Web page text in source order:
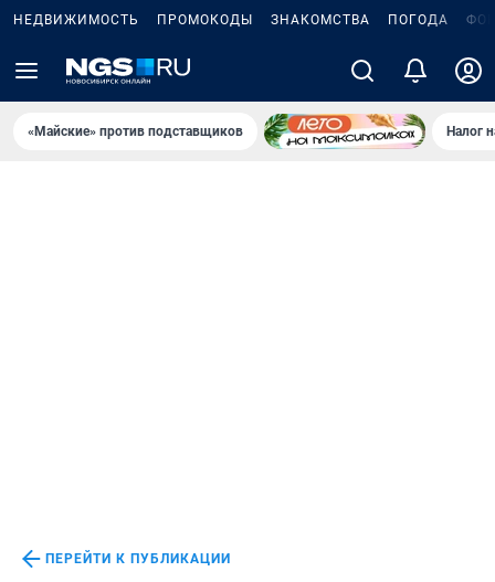
НЕДВИЖИМОСТЬ ПРОМОКОДЫ ЗНАКОМСТВА ПОГОДА
«Майские» против подставщиков Налог
ПЕРЕЙТИ К ПУБЛИКАЦИИ